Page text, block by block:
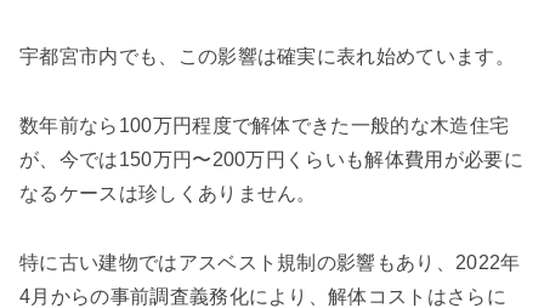
宇都宮市内でも、この影響は確実に表れ始めています。
数年前なら100万円程度で解体できた一般的な木造住宅
が、今では150万円〜200万円くらいも解体費用が必要に
なるケースは珍しくありません。
特に古い建物ではアスベスト規制の影響もあり、2022年
4月からの事前調査義務化により、解体コストはさらに